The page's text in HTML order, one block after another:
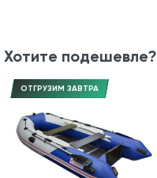
Хотите подешевле?
ОТГРУЗИМ ЗАВТРА